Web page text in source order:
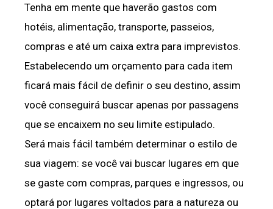
Tenha em mente que haverão gastos com
hotéis, alimentação, transporte, passeios,
compras e até um caixa extra para imprevistos.
Estabelecendo um orçamento para cada item
ficará mais fácil de definir o seu destino, assim
você conseguirá buscar apenas por passagens
que se encaixem no seu limite estipulado.
Será mais fácil também determinar o estilo de
sua viagem: se você vai buscar lugares em que
se gaste com compras, parques e ingressos, ou
optará por lugares voltados para a natureza ou